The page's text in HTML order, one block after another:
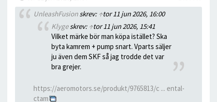
UnleashFusionskrev: ↑tor 11 jun 2026, 16:00
Klygeskrev: ↑tor 11 jun 2026, 15:41
Vilket märke bör man köpa istället? Ska
byta kamrem + pump snart. Vparts säljer
ju även dem SKF så jag trodde det var
bra grejer.
https://aeromotors.se/produkt/9765813/c ... ental-
ctam